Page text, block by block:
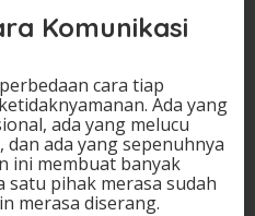
Komunikasi
cara tiap
Ada yang
ada yang melucu
ada yang sepenuhnya
ini membuat banyak
satu pihak merasa sudah
merasa diserang.